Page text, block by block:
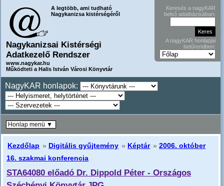
A legtöbb, ami tudható
Nagykanizsa kistérségéről
Nagykanizsai Kistérségi
Adatkezelő Rendszer
www.nagykar.hu
Működteti a Halis István Városi Könyvtár
Keresés a nagyKAR
belső adatbázisában:
A nagyKAR honlapjai
betűrendben:
NagyKAR honlapok:
Kezdőlap » Digitális gyűjtemény » Képtár »2006. október
16. szakmai konferencia
STA64080 előadó Dr. Dippold Péter - Országos
Honlap menü ▼